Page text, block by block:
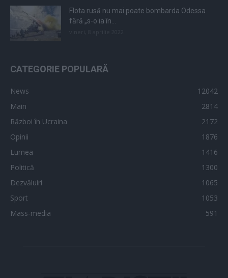
Flota rusă nu mai poate bombarda Odessa
fără „s-o ia în...
CATEGORIE POPULARĂ
News
12042
Main
2814
Război în Ucraina
2172
Opinii
1876
Lumea
1416
Politică
1300
Dezvăluiri
1065
Sport
1053
Mass-media
591